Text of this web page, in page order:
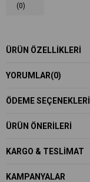
(0)
ÜRÜN ÖZELLIKLERI
YORUMLAR(0)
ÖDEME SEÇENEKLERI
ÜRÜN ÖNERILERI
KARGO & TESLIMAT
KAMPANYALAR